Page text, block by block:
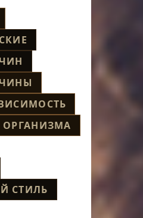
ОРГАНИЗМА
СТИЛЬ